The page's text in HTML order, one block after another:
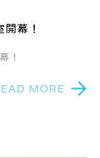
幕！
！
MORE